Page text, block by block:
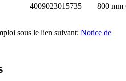
4009023015735 800 mm
sous le lien suivant: Notice de